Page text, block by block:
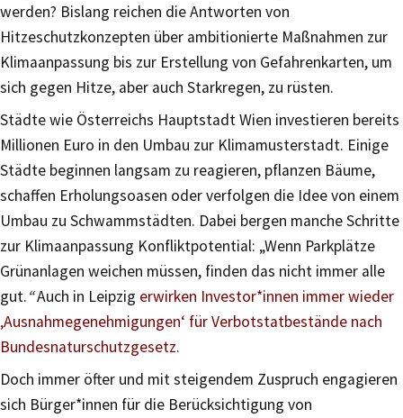
werden? Bislang reichen die Antworten von
Hitzeschutzkonzepten über ambitionierte Maßnahmen zur
Klimaanpassung bis zur Erstellung von Gefahrenkarten, um
sich gegen Hitze, aber auch Starkregen, zu rüsten.
Städte wie Österreichs Hauptstadt Wien investieren bereits
Millionen Euro in den Umbau zur Klimamusterstadt. Einige
Städte beginnen langsam zu reagieren, pflanzen Bäume,
schaffen Erholungsoasen oder verfolgen die Idee von einem
Umbau zu Schwammstädten. Dabei bergen manche Schritte
zur Klimaanpassung Konfliktpotential: „Wenn Parkplätze
Grünanlagen weichen müssen, finden das nicht immer alle
gut.“Auch in Leipzig erwirken Investor*innen immer wieder
‚Ausnahmegenehmigungen‘ für Verbotstatbestände nach
Bundesnaturschutzgesetz.
Doch immer öfter und mit steigendem Zuspruch engagieren
sich Bürger*innen für die Berücksichtigung von